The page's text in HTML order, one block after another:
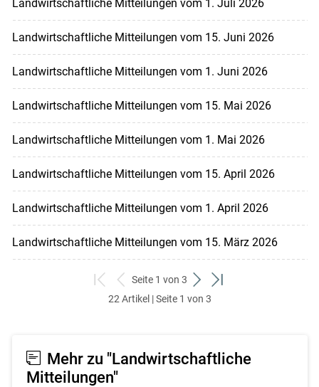
Landwirtschaftliche Mitteilungen vom 1. Juli 2026
Landwirtschaftliche Mitteilungen vom 15. Juni 2026
Landwirtschaftliche Mitteilungen vom 1. Juni 2026
Landwirtschaftliche Mitteilungen vom 15. Mai 2026
Landwirtschaftliche Mitteilungen vom 1. Mai 2026
Landwirtschaftliche Mitteilungen vom 15. April 2026
Landwirtschaftliche Mitteilungen vom 1. April 2026
Landwirtschaftliche Mitteilungen vom 15. März 2026
zum
ersten
zurück
zum
Seite 1 von 3
weiter
zum
zum
22 Artikel | Seite 1 von 3
Mehr zu "Landwirtschaftliche
Mitteilungen"